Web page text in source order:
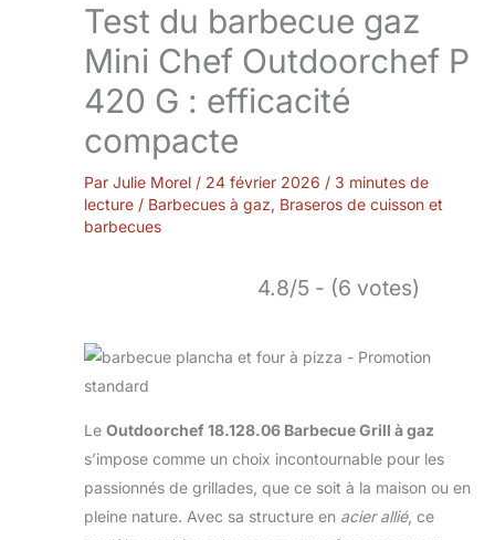
Test du barbecue gaz
Mini Chef Outdoorchef P
420 G : efficacité
compacte
Par Julie Morel / 24 février 2026 / 3 minutes de
lecture / Barbecues à gaz, Braseros de cuisson et
barbecues
4.8/5 - (6 votes)
Le Outdoorchef 18.128.06 Barbecue Grill à gaz
s’impose comme un choix incontournable pour les
passionnés de grillades, que ce soit à la maison ou en
pleine nature. Avec sa structure en acier allié, ce